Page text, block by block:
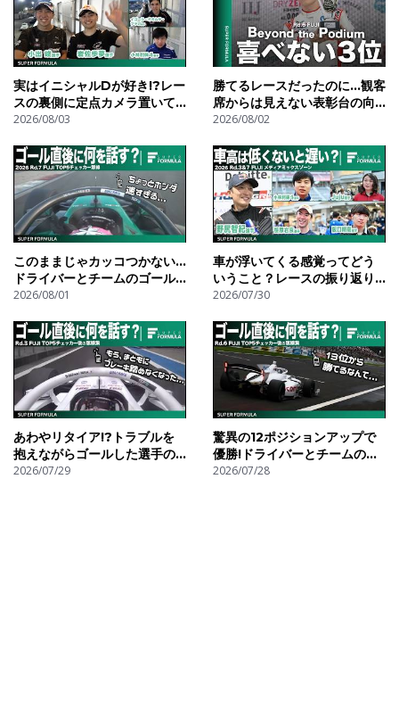
実はイニシャルDが好き!?レー
スの裏側に定点カメラ置いて
みた![Rd.3-6-7 FUJI その①]
2026/08/03
勝てるレースだったのに...観客
席からは見えない表彰台の向
こう側[Beyond the
2026/08/02
このままじゃカッコつかない...
ドライバーとチームのゴール
後無線を調べてみた![Rd.7
2026/08/01
車が浮いてくる感覚ってどう
いうこと？レースの振り返り
inメディアミックスゾーン
2026/07/30
あわやリタイア!?トラブルを
抱えながらゴールした選手の
悲痛な叫び!ドライバーとチー
2026/07/29
驚異の12ポジションアップで
優勝!ドライバーとチームのゴ
ール後無線を調べてみた!
2026/07/28